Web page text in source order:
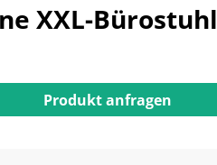
XXL-Bürostuhl
Produkt anfragen